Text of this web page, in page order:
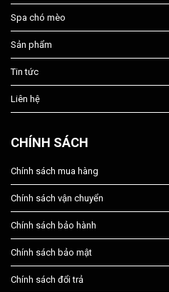
Spa chó mèo
Sản phẩm
Tin tức
Liên hệ
CHÍNH SÁCH
Chính sách mua hàng
Chính sách vận chuyển
Chính sách bảo hành
Chính sách bảo mật
Chính sách đổi trả